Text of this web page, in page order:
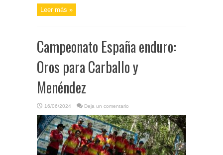
Leer más »
Campeonato España enduro:
Oros para Carballo y
Menéndez
16/06/2024 Deja un comentario